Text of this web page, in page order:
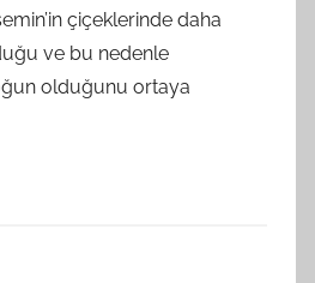
çiçeklerinde daha
ve bu nedenle
olduğunu ortaya